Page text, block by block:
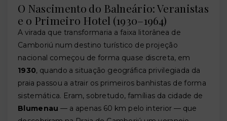
O Nascimento do Balneário: Veranistas
e o Primeiro Hotel (1930–1964)
A virada que transformaria a faixa litorânea de
Camboriú num destino turístico de projeção
nacional começou de forma quase discreta, em
1930, quando a situação geográfica privilegiada da
praia passou a atrair os primeiros banhistas de forma
sistemática. Eram, sobretudo, famílias da cidade de
Blumenau — a apenas 60 km pelo interior — que